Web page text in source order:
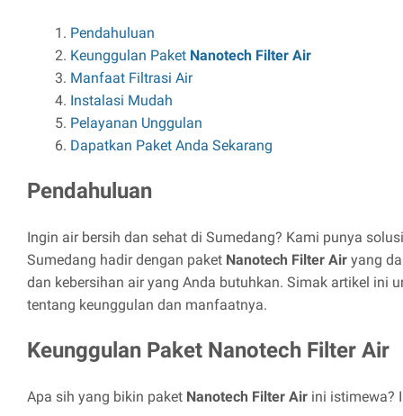
Pendahuluan
Keunggulan Paket Nanotech Filter Air
Manfaat Filtrasi Air
Instalasi Mudah
Pelayanan Unggulan
Dapatkan Paket Anda Sekarang
Pendahuluan
Ingin air bersih dan sehat di Sumedang? Kami punya
Sumedang hadir dengan paket Nanotech Filter Air yang
dan kebersihan air yang Anda butuhkan. Simak artikel ini
tentang keunggulan dan manfaatnya.
Keunggulan Paket Nanotech Filter Air
Apa sih yang bikin paket Nanotech Filter Air ini istimewa?